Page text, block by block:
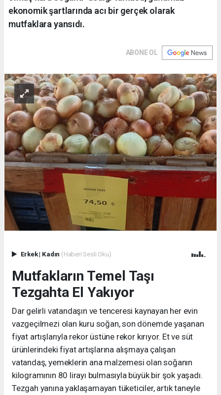
ekonomik şartlarında acı bir gerçek olarak
mutfaklara yansıdı.
ABONE OL
Erkek| Kadın (Haberi Sesli Oku)
Mutfakların Temel Taşı
Tezgahta El Yakıyor
Dar gelirli vatandaşın ve tenceresi kaynayan her evin
vazgeçilmezi olan kuru soğan, son dönemde yaşanan
fiyat artışlarıyla rekor üstüne rekor kırıyor. Et ve süt
ürünlerindeki fiyat artışlarına alışmaya çalışan
vatandaş, yemeklerin ana malzemesi olan soğanın
kilogramının 80 lirayı bulmasıyla büyük bir şok yaşadı.
Tezgah yanına yaklaşamayan tüketiciler, artık taneyle